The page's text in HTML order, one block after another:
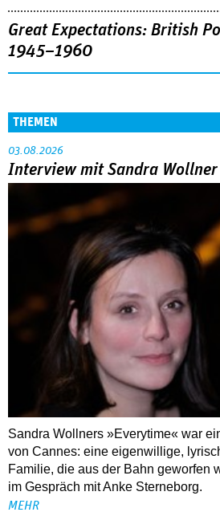
Great Expectations: British
1945–1960
THEMEN
03.08.2026
Interview mit Sandra Wollner
Sandra Wollners »Everytime« war
von Cannes: eine eigenwillige,
Familie, die aus der Bahn geworfen
im Gespräch mit Anke Sterneborg.
MEHR